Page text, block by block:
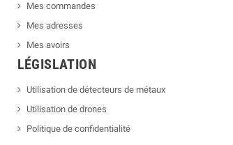
Mes commandes
Mes adresses
Mes avoirs
LÉGISLATION
Utilisation de détecteurs de métaux
Utilisation de drones
Politique de confidentialité